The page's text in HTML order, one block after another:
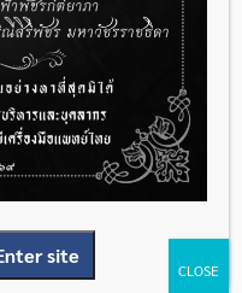
ารยกเว้นไม่ต้องขออนุญาต
บการปนเปื้อนแบบใดจัด
site
CLOSE